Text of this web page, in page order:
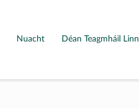
Nuacht Déan Teagmháil Linn